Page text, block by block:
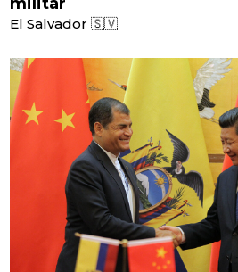
El Salvador 🇸🇻